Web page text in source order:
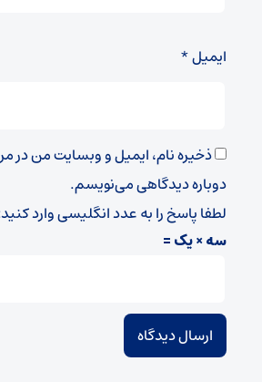
ایمیل*
ذخیره نام، ایمیل و وبسایت من در
دوباره دیدگاهی می‌نویسم.
لطفا پاسخ را به عدد انگلیسی وارد
سه × یک =